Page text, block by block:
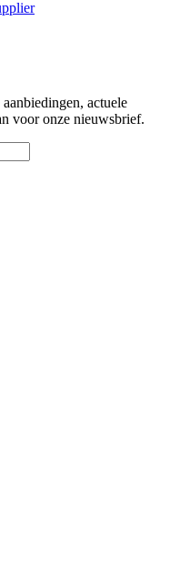
actuele
voor onze nieuwsbrief.